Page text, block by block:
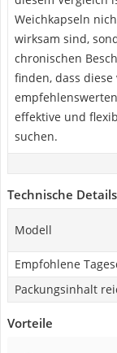
Weichkapseln
wirksam sind,
chronischen
finden, dass
effektive und
suchen.
Technische Details
Modell
Empfohlene
Packungsinhalt
Vorteile